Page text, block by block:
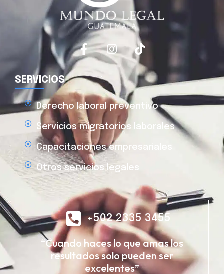
SERVICIOS
Derecho laboral preventivo
Servicios migratorios laborales
Capacitaciones empresariales
Otros servicios legales
+502 2335 3455
“Cuando haces lo que amas los
resultados solo pueden ser
excelentes”